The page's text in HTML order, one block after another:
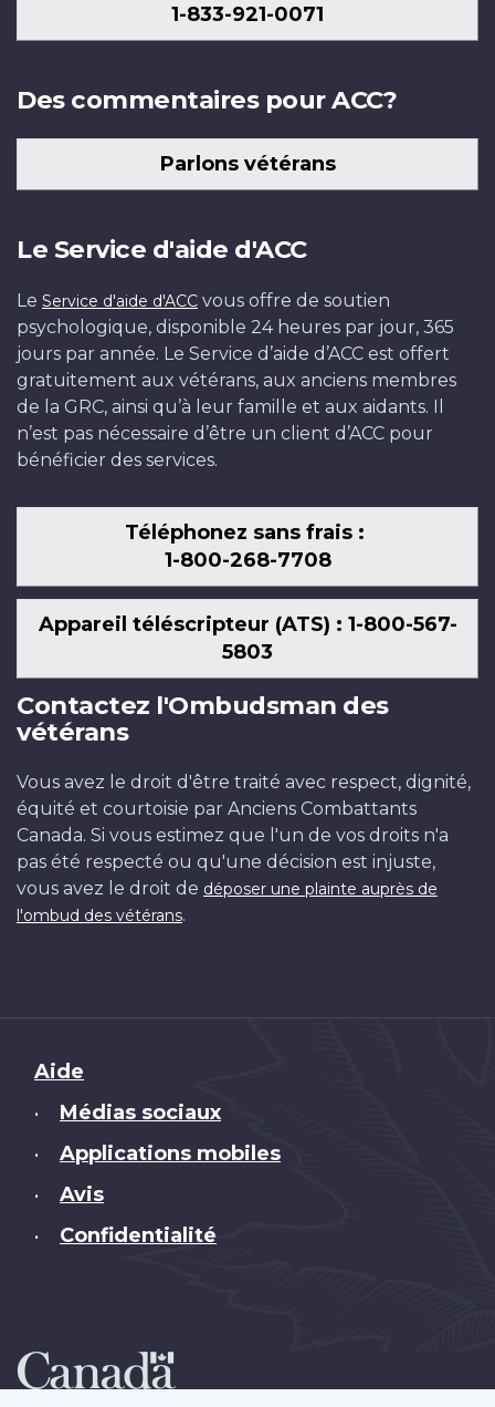
1-833-921-0071
Des commentaires pour ACC?
Parlons vétérans
Le Service d'aide d'ACC
Le Service d'aide d'ACC vous offre de soutien
psychologique, disponible 24 heures par jour, 365
jours par année. Le Service d’aide d’ACC est offert
gratuitement aux vétérans, aux anciens membres
de la GRC, ainsi qu’à leur famille et aux aidants. Il
n’est pas nécessaire d’être un client d’ACC pour
bénéficier des services.
Téléphonez sans frais :
1-800-268-7708
Appareil téléscripteur (ATS) : 1-800-567-
5803
Contactez l'Ombudsman des
vétérans
Vous avez le droit d'être traité avec respect, dignité,
équité et courtoisie par Anciens Combattants
Canada. Si vous estimez que l'un de vos droits n'a
pas été respecté ou qu'une décision est injuste,
vous avez le droit de déposer une plainte auprès de
l'ombud des vétérans.
Brand
Aide
• Médias sociaux
• Applications mobiles
• Avis
• Confidentialité